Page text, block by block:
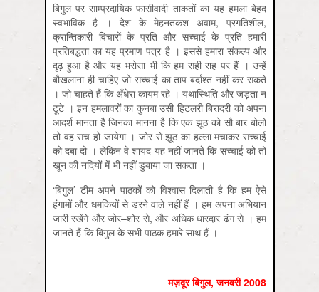
बिगुल पर साम्प्रदायिक फासीवादी ताकतों का यह हमला बेहद
स्वभाविक है । देश के मेहनतकश अवाम, प्रगतिशील,
क्रान्तिकारी विचारों के प्रति और सच्चाई के प्रति हमारी
प्रतिबद्धता का यह प्रमाण पत्र है । इससे हमारा संकल्प और
दृढ़ हुआ है और यह भरोसा भी कि हम सही राह पर हैं । उन्हें
बौखलाना ही चाहिए जो सच्चाई का ताप बर्दाश्त नहीं कर सकते
। जो चाहते हैं कि अँधेरा कायम रहे । यथास्थिति और जड़ता न
टूटे । इन हमलावरों का कुनबा उसी हिटलरी बिरादरी को अपना
आदर्श मानता है जिनका मानना है कि एक झूठ को सौ बार बोलो
तो वह सच हो जायेगा । जोर से झूठ का हल्ला मचाकर सच्चाई
को दबा दो । लेकिन वे शायद यह नहीं जानते कि सच्चाई को तो
खून की नदियों में भी नहीं डुबाया जा सकता ।
‘बिगुल’ टीम अपने पाठकों को विश्वास दिलाती है कि हम ऐसे
हंगामों और धमकियों से डरने वाले नहीं हैं । हम अपना अभियान
जारी रखेंगे और जोर–शोर से, और अधिक धारदार ढंग से । हम
जानते हैं कि बिगुल के सभी पाठक हमारे साथ हैं ।
मज़दूर बिगुल,जनवरी2008